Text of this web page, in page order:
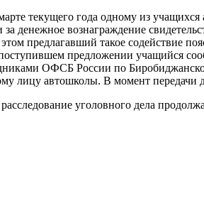
текущего года одному из
денежное вознаграждение
предлагавший такое содействие
предложении учащийся
ОФСБ России по
лицу автошколы. В момент
уголовного дела